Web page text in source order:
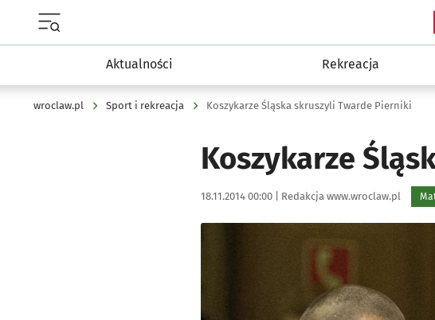
Aktualności Rekreacja
wroclaw.pl Sport i rekreacja Koszykarze Śląska skruszyli Twarde Pierniki
Koszykarze
Data publikacji:
18.11.2014 00:00 | Autor:
Redakcja www.wroclaw.pl